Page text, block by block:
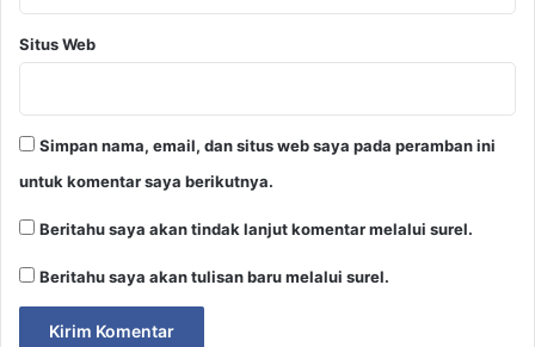
Situs Web
Simpan nama, email, dan situs web saya pada peramban ini
untuk komentar saya berikutnya.
Beritahu saya akan tindak lanjut komentar melalui surel.
Beritahu saya akan tulisan baru melalui surel.